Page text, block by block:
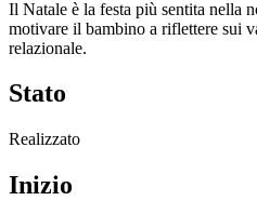
Il Natale è la festa più sentita nella
motivare il bambino a riflettere sui
relazionale.
Stato
Realizzato
Inizio